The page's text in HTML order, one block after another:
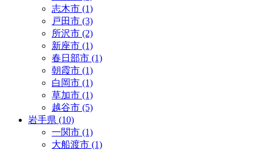
志木市 (1)
戸田市 (3)
所沢市 (2)
新座市 (1)
春日部市 (1)
朝霞市 (1)
白岡市 (1)
草加市 (1)
越谷市 (5)
岩手県 (10)
一関市 (1)
大船渡市 (1)